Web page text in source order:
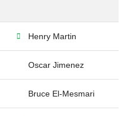
Henry Martin
Oscar Jimenez
Bruce El-Mesmari